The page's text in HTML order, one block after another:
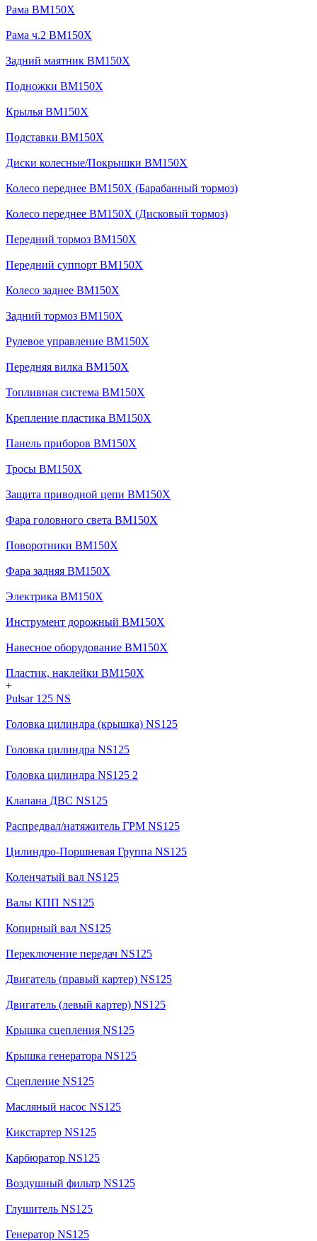
Рама BM150X
Рама ч.2 BM150X
Задний маятник BM150X
Подножки BM150X
Крылья BM150X
Подставки BM150X
Диски колесные/Покрышки BM150X
Колесо переднее BM150X (Барабанный тормоз)
Колесо переднее BM150X (Дисковый тормоз)
Передний тормоз BM150X
Передний суппорт BM150X
Колесо заднее BM150X
Задний тормоз BM150X
Рулевое управление BM150X
Передняя вилка BM150X
Топливная система BM150X
Крепление пластика BM150X
Панель приборов BM150X
Тросы BM150X
Защита приводной цепи BM150X
Фара головного света BM150X
Поворотники BM150X
Фара задняя BM150X
Электрика BM150X
Инструмент дорожный BM150X
Навесное оборудование BM150X
Пластик, наклейки BM150X
+
Pulsar 125 NS
Головка цилиндра (крышка) NS125
Головка цилиндра NS125
Головка цилиндра NS125 2
Клапана ДВС NS125
Распредвал/натяжитель ГРМ NS125
Цилиндро-Поршневая Группа NS125
Коленчатый вал NS125
Валы КПП NS125
Копирный вал NS125
Переключение передач NS125
Двигатель (правый картер) NS125
Двигатель (левый картер) NS125
Крышка сцепления NS125
Крышка генератора NS125
Сцепление NS125
Масляный насос NS125
Кикстартер NS125
Карбюратор NS125
Воздушный фильтр NS125
Глушитель NS125
Генератор NS125